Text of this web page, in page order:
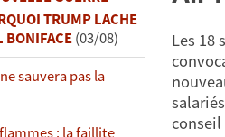
TRUMP LACHE
BONIFACE(03/08)
sauvera pas la
Les 18